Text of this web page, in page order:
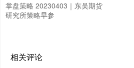
掌盘策略 20230403｜东吴期货
研究所策略早参
相关评论